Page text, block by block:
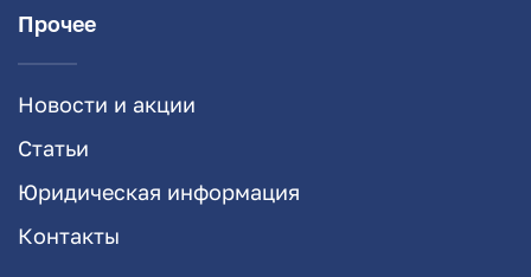
Прочее
Новости и акции
Статьи
Юридическая информация
Контакты